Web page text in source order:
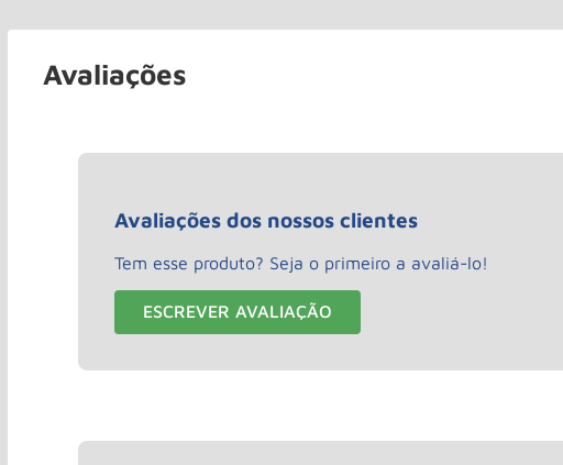
Avaliações
Avaliações dos nossos clientes
Tem esse produto? Seja o primeiro a avaliá-lo!
ESCREVER AVALIAÇÃO